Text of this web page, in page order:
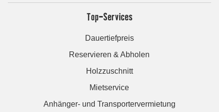
Top-Services
Dauertiefpreis
Reservieren & Abholen
Holzzuschnitt
Mietservice
Anhänger- und Transportervermietung